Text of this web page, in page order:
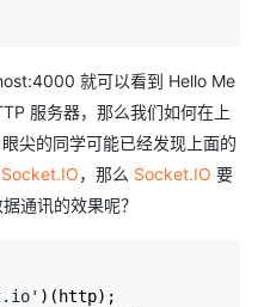
就可以看到 Hello Me
服务器，那么我们如何在上
尖的同学可能已经发现上面的
Socket.IO，那么 Socket.IO 要
通讯的效果呢？
)(http);